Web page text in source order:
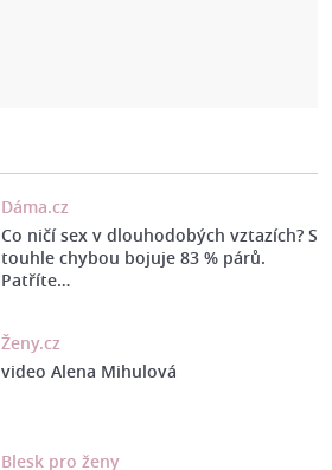
Dáma.cz
Co ničí sex v dlouhodobých vztazích? S
touhle chybou bojuje 83 % párů.
Patříte…
Ženy.cz
video Alena Mihulová
Blesk pro ženy